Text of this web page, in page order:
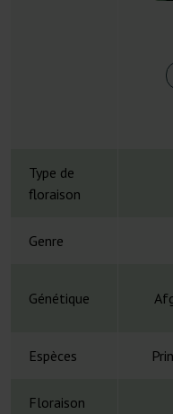
Type de
floraison
Genre
Génétique
Espèces
Floraison